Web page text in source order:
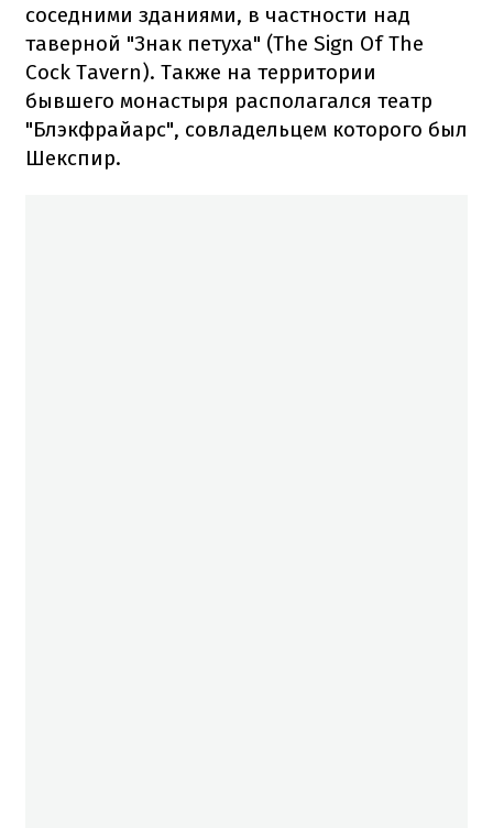
соседними зданиями, в частности над
таверной "Знак петуха" (The Sign Of The
Cock Tavern). Также на территории
бывшего монастыря располагался театр
"Блэкфрайарс", совладельцем которого был
Шекспир.